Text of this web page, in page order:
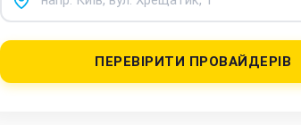
ПЕРЕВІРИТИ ПРОВАЙДЕРІВ